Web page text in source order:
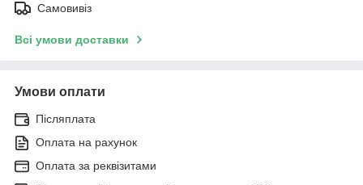
Самовивіз
Всі умови доставки
Умови оплати
Післяплата
Оплата на рахунок
Оплата за реквізитами